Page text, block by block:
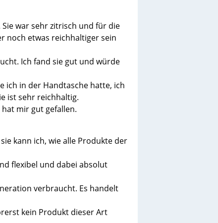
war sehr zitrisch und für die
noch etwas reichhaltiger sein
Ich fand sie gut und würde
ich in der Handtasche hatte, ich
ist sehr reichhaltig.
mir gut gefallen.
kann ich, wie alle Produkte der
flexibel und dabei absolut
verbraucht. Es handelt
kein Produkt dieser Art